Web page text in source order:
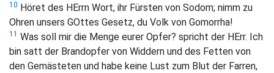
10 Höret des HErrn Wort, ihr Fürsten von Sodom; nimm zu
Ohren unsers GOttes Gesetz, du Volk von Gomorrha!
11 Was soll mir die Menge eurer Opfer? spricht der HErr. Ich
bin satt der Brandopfer von Widdern und des Fetten von
den Gemästeten und habe keine Lust zum Blut der Farren,